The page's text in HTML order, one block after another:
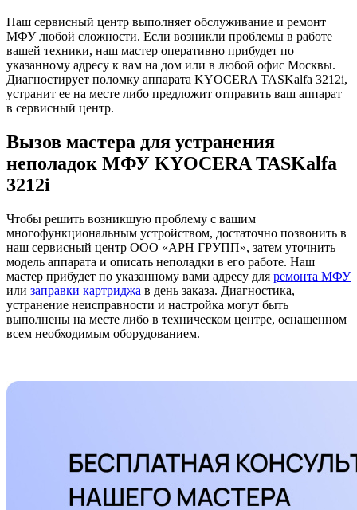
Наш сервисный центр выполняет обслуживание и ремонт
МФУ любой сложности. Если возникли проблемы в работе
вашей техники, наш мастер оперативно прибудет по
указанному адресу к вам на дом или в любой офис Москвы.
Диагностирует поломку аппарата KYOCERA TASKalfa 3212i,
устранит ее на месте либо предложит отправить ваш аппарат
в сервисный центр.
Вызов мастера для устранения
неполадок МФУ KYOCERA TASKalfa
3212i
Чтобы решить возникшую проблему с вашим
многофункциональным устройством, достаточно позвонить в
наш сервисный центр ООО «АРН ГРУПП», затем уточнить
модель аппарата и описать неполадки в его работе. Наш
мастер прибудет по указанному вами адресу для ремонта МФУ
или заправки картриджа в день заказа. Диагностика,
устранение неисправности и настройка могут быть
выполнены на месте либо в техническом центре, оснащенном
всем необходимым оборудованием.